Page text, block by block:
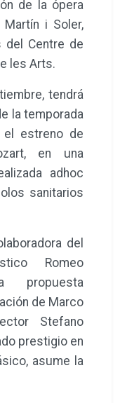
de la ópera
i Soler,
del Centre de
les Arts.
tendrá
la temporada
estreno de
en una
adhoc
sanitarios
del
Romeo
propuesta
de Marco
Stefano
prestigio en
asume la